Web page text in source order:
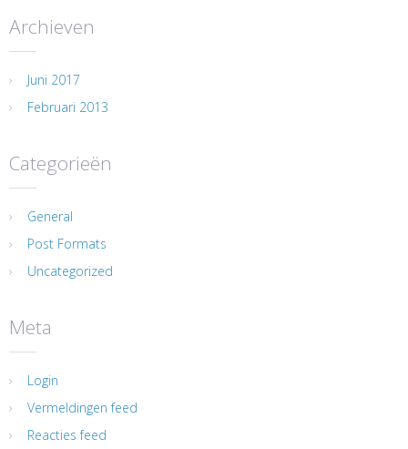
Archieven
Juni 2017
Februari 2013
Categorieën
General
Post Formats
Uncategorized
Meta
Login
Vermeldingen feed
Reacties feed